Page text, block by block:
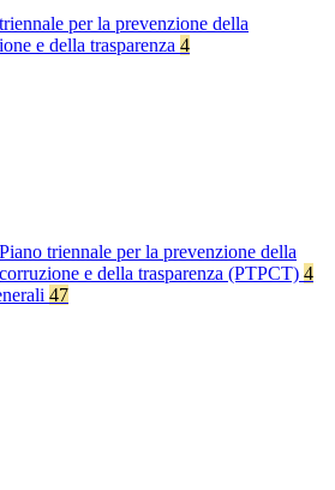
per la prevenzione della
e della trasparenza 4
Piano triennale per la prevenzione della
corruzione e della trasparenza (PTPCT) 4
47